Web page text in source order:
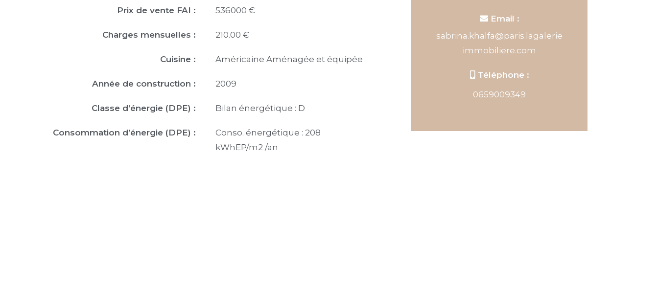
Prix de vente FAI : 536000 €
Charges mensuelles : 210.00 €
Cuisine : Américaine Aménagée et équipée
Année de construction : 2009
Classe d’énergie (DPE) : Bilan énergétique : D
Consommation d’énergie (DPE) :
Conso. énergétique : 208
kWhEP/m2 /an
Email :
sabrina.khalfa@paris.lagalerie
immobiliere.com
Téléphone :
0659009349